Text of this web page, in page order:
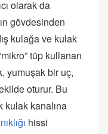
olarak da
gövdesinden
kulağa ve kulak
tüp kullanan
yumuşak bir uç,
oturur. Bu
kulak kanalına
hissi